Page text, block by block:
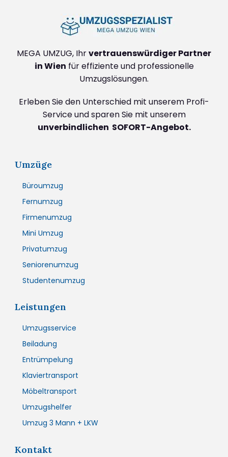
MEGA UMZUG, Ihrvertrauenswürdiger Partner
in Wien für effiziente und professionelle
Umzugslösungen.
Erleben Sie den Unterschied mit unserem Profi-
Service und sparen Sie mit unserem
unverbindlichen SOFORT-Angebot.
Umzüge
Büroumzug
Fernumzug
Firmenumzug
Mini Umzug
Privatumzug
Seniorenumzug
Studentenumzug
Leistungen
Umzugsservice
Beiladung
Entrümpelung
Klaviertransport
Möbeltransport
Umzugshelfer
Umzug 3 Mann + LKW
Kontakt